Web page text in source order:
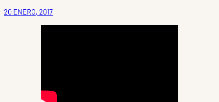
20 ENERO, 2017